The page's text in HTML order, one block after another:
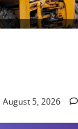
August 5, 2026